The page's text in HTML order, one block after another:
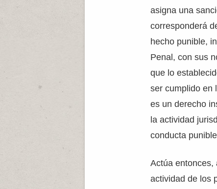
asigna una
corresponderá
hecho punible,
Penal, con sus
que lo
ser cumplido en
es un derecho
la actividad
conducta
Actúa entonces,
actividad de los